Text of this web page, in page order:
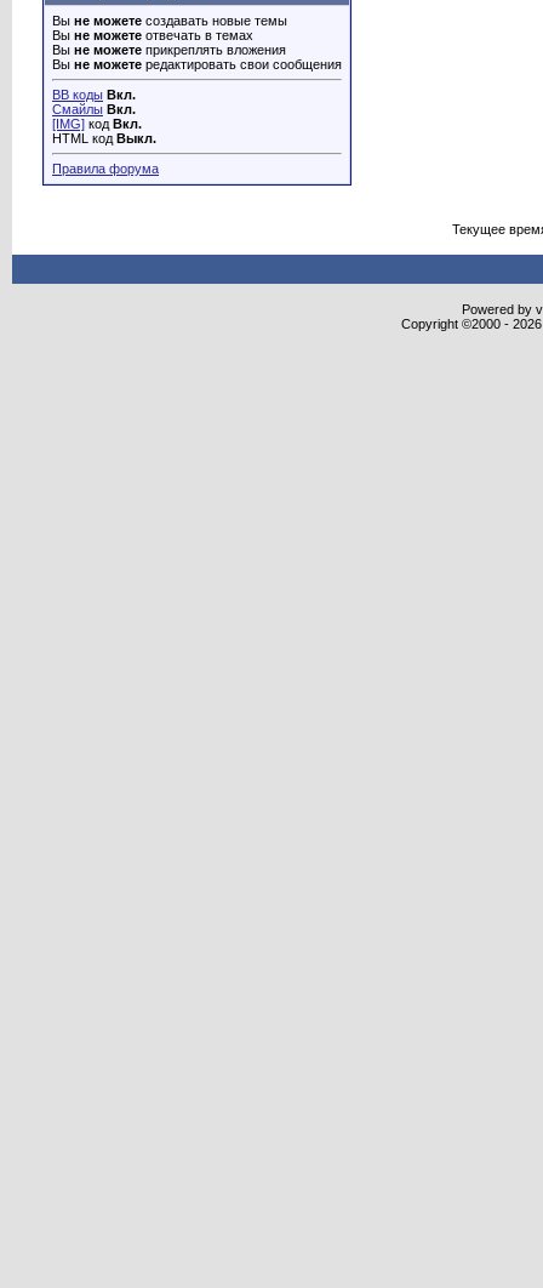
Вы не можете создавать новые темы
Вы не можете отвечать в темах
Вы не можете прикреплять вложения
Вы не можете редактировать свои сообщения
BB коды Вкл.
Смайлы Вкл.
[IMG] код Вкл.
HTML код Выкл.
Правила форума
Текущее
Powered by
Copyright ©2000 -